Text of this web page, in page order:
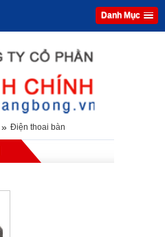
Danh Mục
» Điện thoai bàn